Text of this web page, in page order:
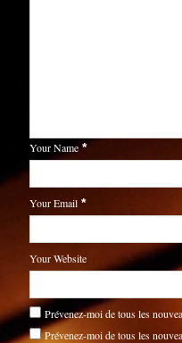
Your Name *
Your Email *
Your Website
Prévenez-moi de tous les
Prévenez-moi de tous les